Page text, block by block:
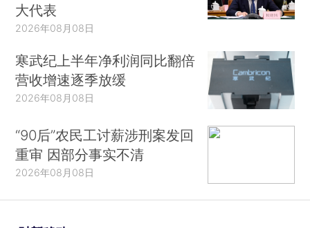
大代表
2026年08月08日
寒武纪上半年净利润同比翻倍
营收增速逐季放缓
2026年08月08日
“90后”农民工讨薪涉刑案发回
重审 因部分事实不清
2026年08月08日